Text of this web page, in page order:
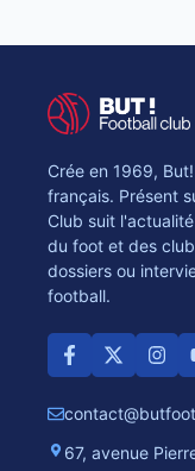
Crée en 1969,
français. Présent
Club suit
du foot et des
dossiers ou
football.
67, avenue